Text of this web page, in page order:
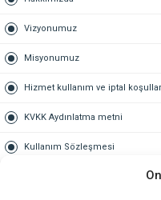
Vizyonumuz
Misyonumuz
Hizmet kullanım ve iptal
KVKK Aydınlatma metni
Kullanım Sözleşmesi